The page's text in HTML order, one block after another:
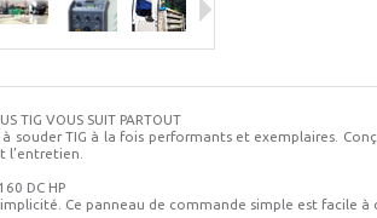
TIG VOUS SUIT PARTOUT
à souder TIG à la fois performants et exemplaires.
l’entretien.
DC HP
Ce panneau de commande simple est facile à